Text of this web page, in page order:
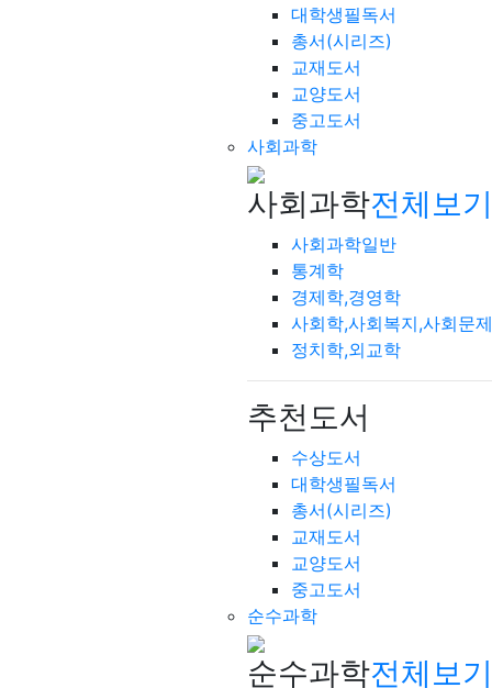
대학생필독서
총서(시리즈)
교재도서
교양도서
중고도서
사회과학
사회과학전체보
사회과학일반
통계학
경제학,경영학
사회학,사회복지,사회문제
정치학,외교학
추천도서
수상도서
대학생필독서
총서(시리즈)
교재도서
교양도서
중고도서
순수과학
순수과학전체보